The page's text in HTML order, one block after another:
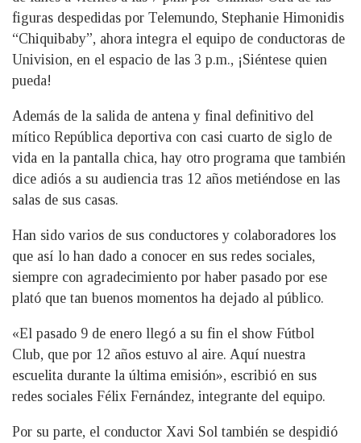
figuras despedidas por Telemundo, Stephanie Himonidis
“Chiquibaby”, ahora integra el equipo de conductoras de
Univision, en el espacio de las 3 p.m., ¡Siéntese quien
pueda!
Además de la salida de antena y final definitivo del
mítico República deportiva con casi cuarto de siglo de
vida en la pantalla chica, hay otro programa que también
dice adiós a su audiencia tras 12 años metiéndose en las
salas de sus casas.
Han sido varios de sus conductores y colaboradores los
que así lo han dado a conocer en sus redes sociales,
siempre con agradecimiento por haber pasado por ese
plató que tan buenos momentos ha dejado al público.
«El pasado 9 de enero llegó a su fin el show Fútbol
Club, que por 12 años estuvo al aire. Aquí nuestra
escuelita durante la última emisión», escribió en sus
redes sociales Félix Fernández, integrante del equipo.
Por su parte, el conductor Xavi Sol también se despidió